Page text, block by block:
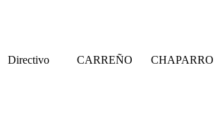
Directivo CARREÑO CHAPARRO